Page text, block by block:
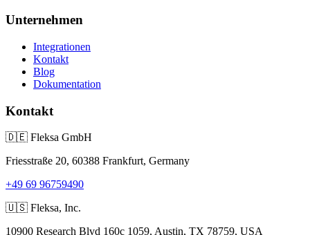
Unternehmen
Integrationen
Kontakt
Blog
Dokumentation
Kontakt
🇩🇪 Fleksa GmbH
Friesstraße 20, 60388 Frankfurt, Germany
+49 69 96759490
🇺🇸 Fleksa, Inc.
10900 Research Blvd 160c 1059, Austin, TX 78759, USA